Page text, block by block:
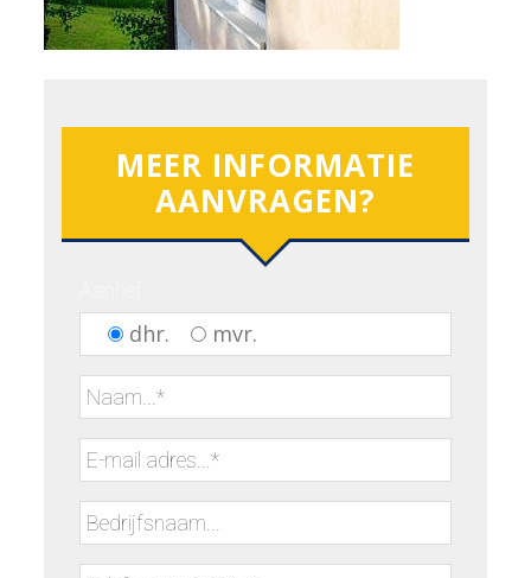
MEER INFORMATIE
AANVRAGEN?
dhr. mvr.